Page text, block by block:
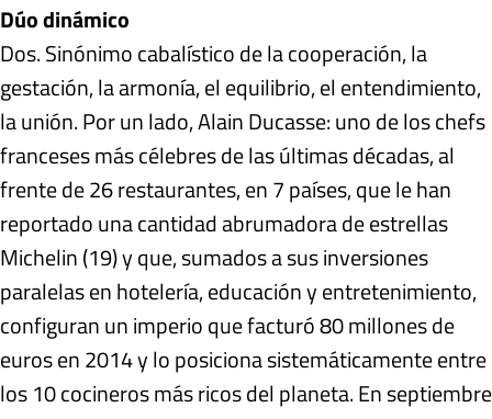
Dúo dinámico
Dos. Sinónimo cabalístico de la cooperación, la
gestación, la armonía, el equilibrio, el entendimiento,
la unión. Por un lado, Alain Ducasse: uno de los chefs
franceses más célebres de las últimas décadas, al
frente de 26 restaurantes, en 7 países, que le han
reportado una cantidad abrumadora de estrellas
Michelin (19) y que, sumados a sus inversiones
paralelas en hotelería, educación y entretenimiento,
configuran un imperio que facturó 80 millones de
euros en 2014 y lo posiciona sistemáticamente entre
los 10 cocineros más ricos del planeta. En septiembre